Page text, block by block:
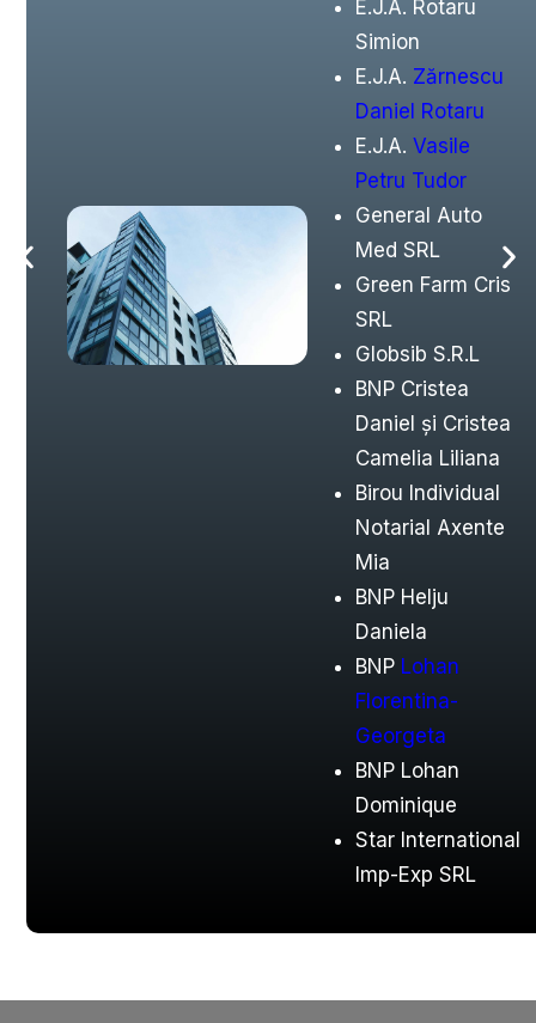
E.J.A. Rotaru
Simion
E.J.A. Zărnescu
Daniel Rotaru
E.J.A.Vasile
Petru Tudor
General Auto
Med SRL
Green Farm Cris
SRL
Globsib S.R.L
BNP Cristea
Daniel şi Cristea
Camelia Liliana
Birou Individual
Notarial Axente
Mia
BNP Helju
Daniela
BNP Lohan
Florentina-
Georgeta
BNP Lohan
Dominique
Star International
Imp-Exp SRL